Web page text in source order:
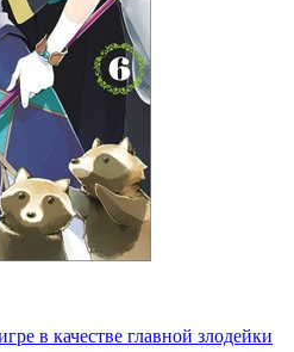
в качестве главной злодейки